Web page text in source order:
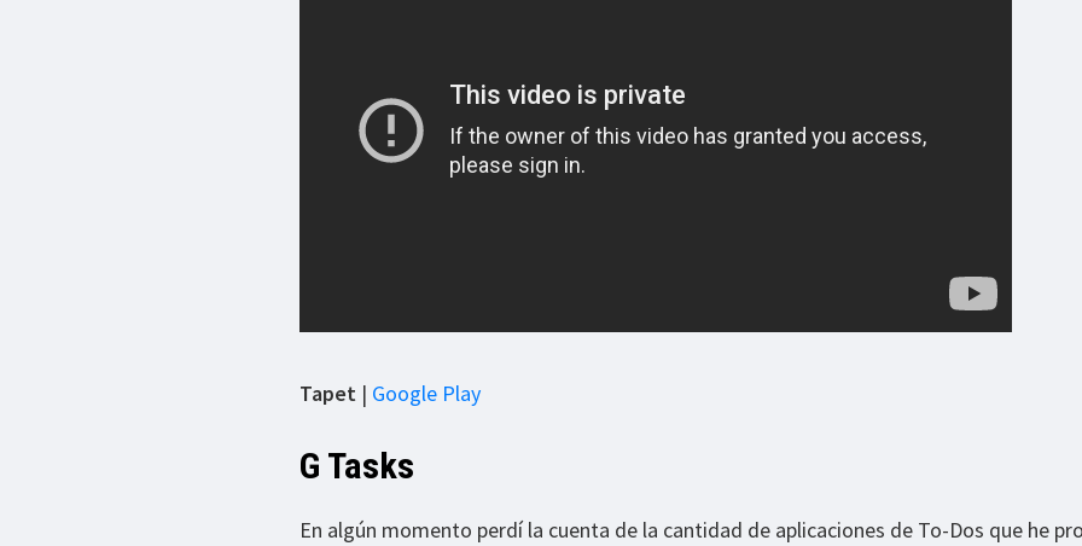
Tapet | Google Play
G Tasks
En algún momento perdí la cuenta de la cantidad de aplicaciones de To-Dos que he